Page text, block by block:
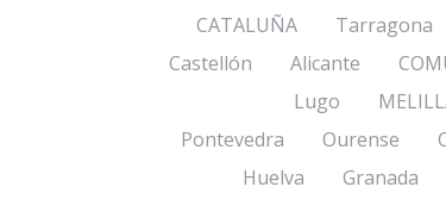
CATALUÑA Tarragona
Castellón
Alicante
Lugo
Pontevedra
Ourense
Huelva
Granada